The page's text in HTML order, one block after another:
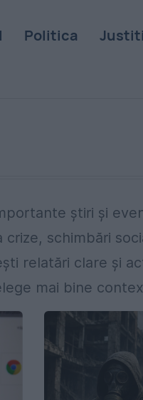
Politica
știri și
schimbări
relatări clare și
mai bine